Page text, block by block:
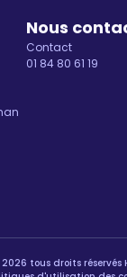
Nous
Contact
01 84 80 61 19
tous droits réservés